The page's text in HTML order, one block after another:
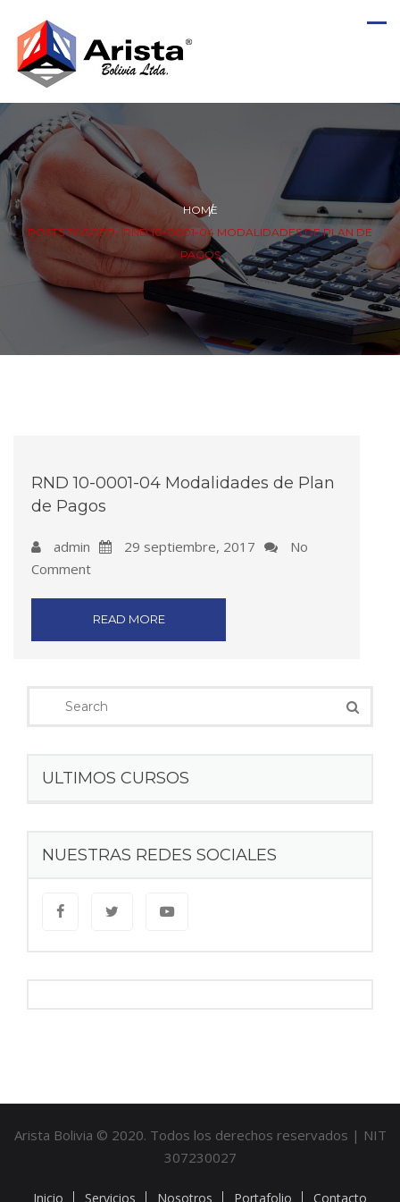
HOME
POSTS TAGGED : RND 10-0001-04 MODALIDADES DE PLAN DE
PAGOS
RND 10-0001-04 Modalidades de Plan
de Pagos
admin 29 septiembre, 2017
No
Comment
READ MORE
ULTIMOS CURSOS
NUESTRAS REDES SOCIALES
Arista Bolivia © 2020. Todos los derechos reservados | NIT
307230027
Inicio Servicios Nosotros Portafolio Contacto